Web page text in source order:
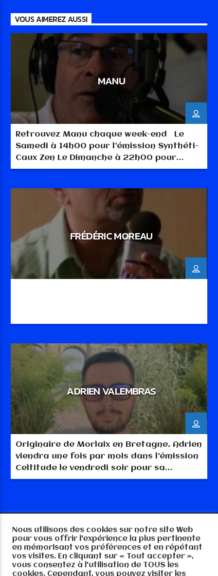
VOUS AIMEREZ AUSSI
MANU
Retrouvez Manu chaque week-end Le
Samedi à 14h00 pour l’émission Synthéti-
Caux Zen Le Dimanche à 22h00 pour
l’émission La Note en Chantant
FRÉDÉRIC MOREAU
ADRIEN VALEMBRAS
Originaire de Morlaix en Bretagne, Adrien
viendra une fois par mois dans l’émission
Celtitude le vendredi soir pour sa
chronique « Les découvertes d’Adrien »
Copyright RTGE-MEDIA 57 2025, tout droits
réservés
Nous utilisons des cookies sur notre site Web
pour vous offrir l'expérience la plus pertinente
en mémorisant vos préférences et en répétant
vos visites. En cliquant sur « Tout accepter »,
vous consentez à l'utilisation de TOUS les
cookies. Cependant, vous pouvez visiter les